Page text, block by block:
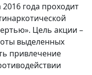
года проходит
Цель акции –
выделенных
привлечение